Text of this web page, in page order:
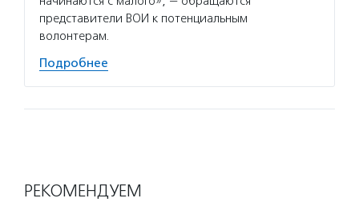
представители ВОИ к потенциальным
волонтерам.
Подробнее
РЕКОМЕНДУЕМ